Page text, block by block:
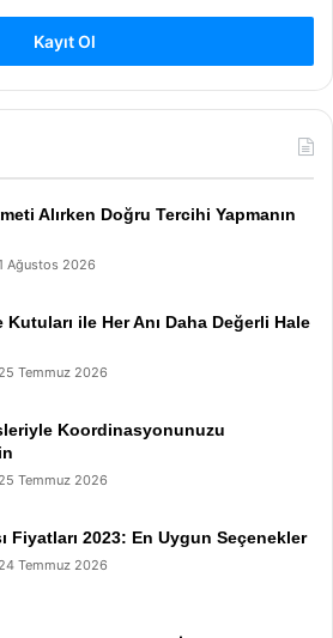
Kayıt Ol
Alırken Doğru Tercihi Yapmanın
Ağustos 2026
Kutuları ile Her Anı Daha Değerli Hale
25 Temmuz 2026
Koordinasyonunuzu
25 Temmuz 2026
Fiyatları 2023: En Uygun Seçenekler
24 Temmuz 2026